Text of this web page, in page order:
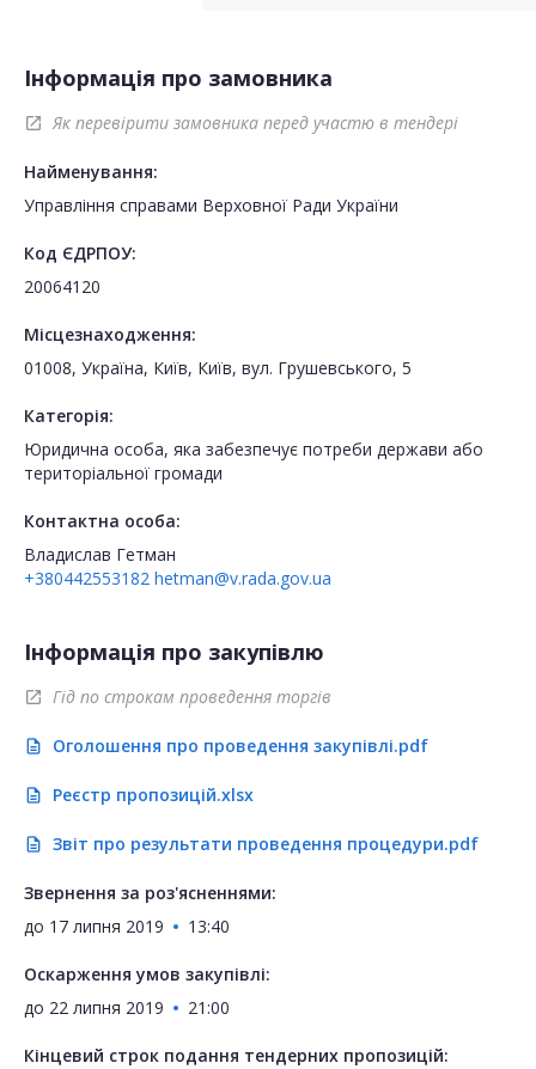
Інформація про замовника
open_in_new Як перевірити замовника перед участю в тендері
Найменування:
Управління справами Верховної Ради України
Код ЄДРПОУ:
20064120
Місцезнаходження:
01008, Україна, Київ, Київ, вул. Грушевського, 5
Категорія:
Юридична особа, яка забезпечує потреби держави або
територіальної громади
Контактна особа:
Владислав Гетман
+380442553182 hetman@v.rada.gov.ua
Інформація про закупівлю
open_in_new Гід по строкам проведення торгів
description Оголошення про проведення закупівлі.pdf
description Реєстр пропозицій.xlsx
description Звіт про результати проведення процедури.pdf
Звернення за роз'ясненнями:
до 17 липня 2019 13:40
Оскарження умов закупівлі:
до 22 липня 2019 21:00
Кінцевий строк подання тендерних пропозицій: